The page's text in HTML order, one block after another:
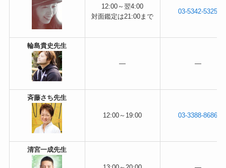
12:00～翌4:00
対面鑑定は21:00まで
03-5342-5325
輪島貴史先生
― ―
斉藤さち先生
12:00～19:00 03-3388-8686
清宮一成先生